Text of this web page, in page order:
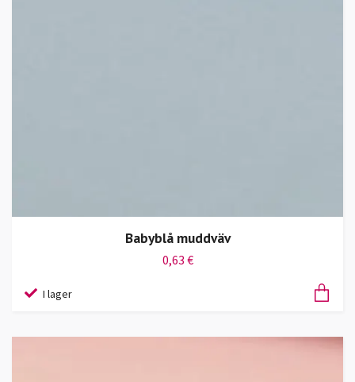
Babyblå muddväv
0,63 €
I lager